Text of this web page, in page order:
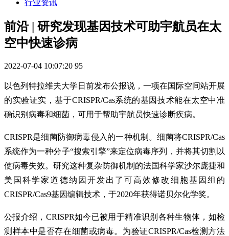
行业资讯
前沿 | 研究发现基因技术可助宇航员在太
空中快速诊病
2022-07-04 10:07:20 95
以色列特拉维夫大学日前发布公报说，一项在国际空间站开展
的实验证实，基于CRISPR/Cas系统的基因技术能在太空中准
确识别病毒和细菌，可用于帮助宇航员快速诊断疾病。
CRISPR是细菌防御病毒侵入的一种机制。细菌将CRISPR/Cas
系统作为一种分子“搜索引擎”来定位病毒序列，并将其切割以
使病毒失效。研究这种复杂防御机制的法国科学家沙尔庞捷和
美国科学家道德纳因开发出了可高效修改细胞基因组的
CRISPR/Cas9基因编辑技术，于2020年获得诺贝尔化学奖。
公报介绍，CRISPR如今已被用于精准识别各种生物体，如检
测样本中是否存在细菌或病毒。为验证CRISPR/Cas检测方法